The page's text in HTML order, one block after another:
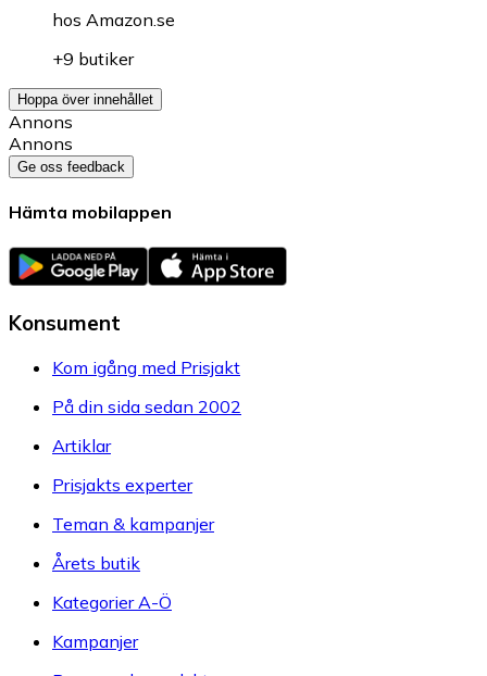
hos Amazon.se
+9 butiker
Hoppa över innehållet
Annons
Annons
Ge oss feedback
Hämta mobilappen
Konsument
Kom igång med Prisjakt
På din sida sedan 2002
Artiklar
Prisjakts experter
Teman & kampanjer
Årets butik
Kategorier A-Ö
Kampanjer